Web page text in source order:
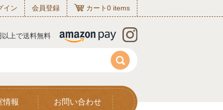
イン 会員登録 カート0 items
上で送料無料
情報 お問い合わせ